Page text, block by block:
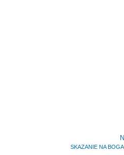
SKAZANIE NA